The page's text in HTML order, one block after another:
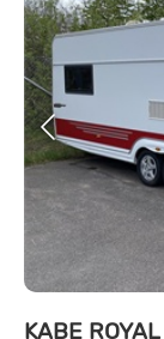
KABE